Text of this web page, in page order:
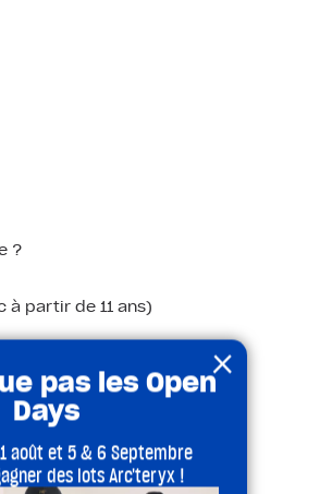
?
à partir de 11 ans)
(Bloc à partir de 4 ans)
à partir de 4 ans)
×
pas les Open
Days
août et 5 & 6 Septembre
des lots Arc'teryx !